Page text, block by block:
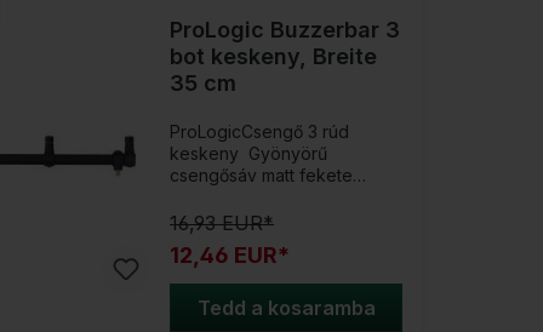
Rozsdamentes acél karok
zsugorcsővel bevont
Szélességben állítható,
illeszkedik a legtöbb
Egyszerű állítási
mechanizmus a mellékelt
eszköz segítségével 2
és Mini Tartalom: 1 darab
ProLogic Buzzerbar 3
bot keskeny, Breite
35 cm
ProLogicCsengő 3 rúd
keskeny Gyönyörű
csengősáv matt fekete
alumíniumból készült, stabil.
A nagyobb kényelem
érdekében vízmértékkel és
három menettel is
rendelkezik a
kapásjelzőkhöz és
16,93 EUR*
12,46 EUR*
Tedd a kosaramba